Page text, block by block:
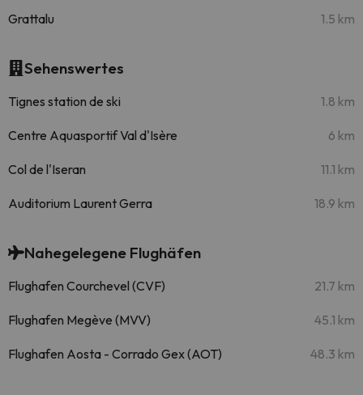
Grattalu 1.5 km
Sehenswertes
Tignes station de ski 1.8 km
Centre Aquasportif Val d'Isère 6 km
Col de l'Iseran 11.1 km
Auditorium Laurent Gerra 18.9 km
Nahegelegene Flughäfen
Flughafen Courchevel (CVF) 21.7 km
Flughafen Megève (MVV) 45.1 km
Flughafen Aosta - Corrado Gex (AOT) 48.3 km